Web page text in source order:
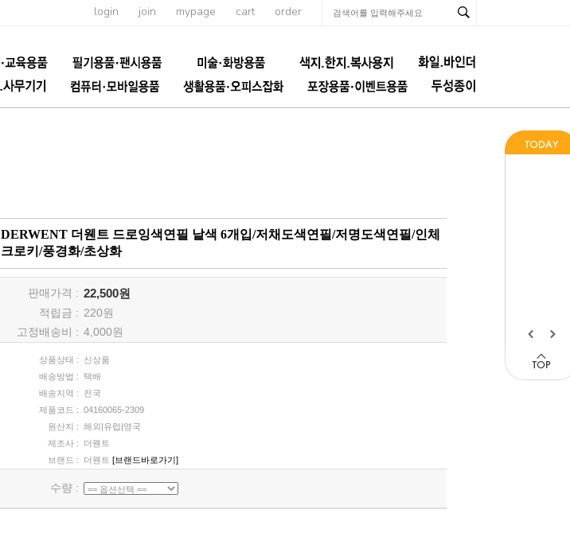
login join mypage cart order
DERWENT 더웬트 드로잉색연필 낱색 6개입/저채도색연필/저명도색연필/인체
크로키/풍경화/초상화
판매가격 : 22,500원
적립금 : 220원
고정배송비 : 4,000원
상품상태 :
신상품
배송방법 :
택배
배송지역 :
전국
제품코드 : 04160065-2309
원산지 : 해외|유럽|영국
제조사 :
더웬트
브랜드 :
더웬트 [브랜드바로가기]
수량 :